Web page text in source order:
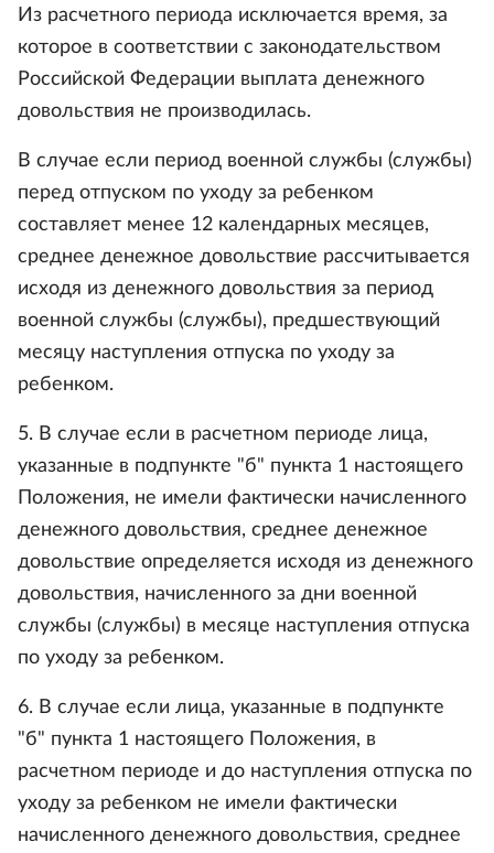
Из расчетного периода исключается время, за
которое в соответствии с законодательством
Российской Федерации выплата денежного
довольствия не производилась.
В случае если период военной службы (службы)
перед отпуском по уходу за ребенком
составляет менее 12 календарных месяцев,
среднее денежное довольствие рассчитывается
исходя из денежного довольствия за период
военной службы (службы), предшествующий
месяцу наступления отпуска по уходу за
ребенком.
5. В случае если в расчетном периоде лица,
указанные в подпункте "б" пункта 1 настоящего
Положения, не имели фактически начисленного
денежного довольствия, среднее денежное
довольствие определяется исходя из денежного
довольствия, начисленного за дни военной
службы (службы) в месяце наступления отпуска
по уходу за ребенком.
6. В случае если лица, указанные в подпункте
"б" пункта 1 настоящего Положения, в
расчетном периоде и до наступления отпуска по
уходу за ребенком не имели фактически
начисленного денежного довольствия, среднее